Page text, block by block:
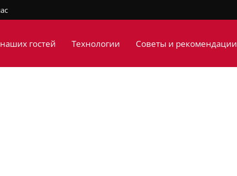
гостей Технологии Советы и рекомендации